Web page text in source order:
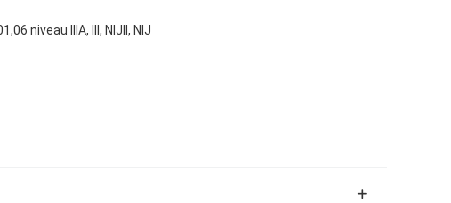
niveau IIIA, III, NIJII, NIJ